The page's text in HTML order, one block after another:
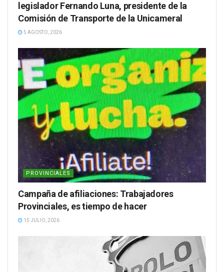
legislador Fernando Luna, presidente de la
Comisión de Transporte de la Unicameral
5 AGOSTO, 2026
PROVINCIALES
Campaña de afiliaciones: Trabajadores
Provinciales, es tiempo de hacer
15 JULIO, 2026